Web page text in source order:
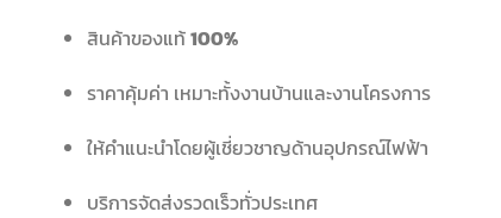
สินค้าของแท้100%
ราคาคุ้มค่า เหมาะทั้งงานบ้านและงานโครงการ
ให้คำแนะนำโดยผู้เชี่ยวชาญด้านอุปกรณ์ไฟฟ้า
บริการจัดส่งรวดเร็วทั่วประเทศ